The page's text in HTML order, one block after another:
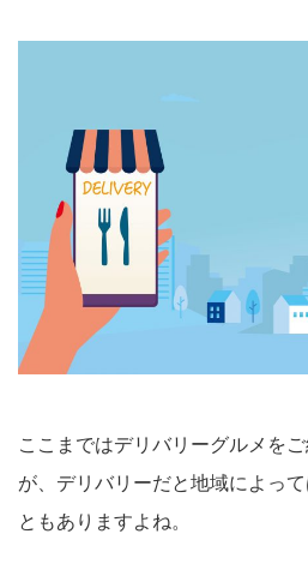
ここまではデリバリーグルメを
が、デリバリーだと地域によっ
ともありますよね。